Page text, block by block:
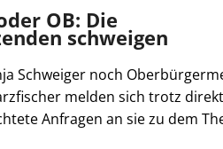
OB: Die
schweigen
Schweiger noch
melden sich trotz
Anfragen an sie zu dem